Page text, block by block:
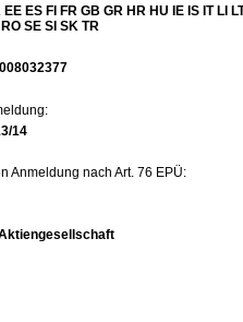
ES FI FR GB GR HR HU IE IS IT LI
SE SI SK TR
14
Anmeldung nach Art. 76 EPÜ: